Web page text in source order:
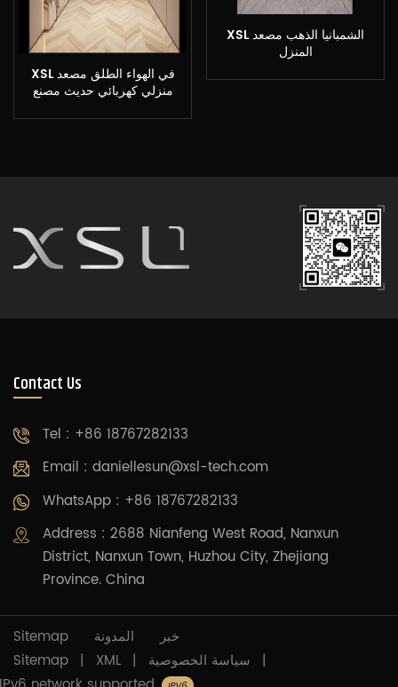
XSL في الهواء الطلق مصعد
منزلي كهربائي حديث مصنع
XSL الشمبانيا الذهب مصعد
المنزل
Contact Us
Tel : +86 18767282133
Email : daniellesun@xsl-tech.com
WhatsApp : +86 18767282133
Address : 2688 Nianfeng West Road, Nanxun
District, Nanxun Town, Huzhou City, Zhejiang
Province. China
Sitemap المدونة
خبر
Sitemap | XML | سياسة الخصوصية |